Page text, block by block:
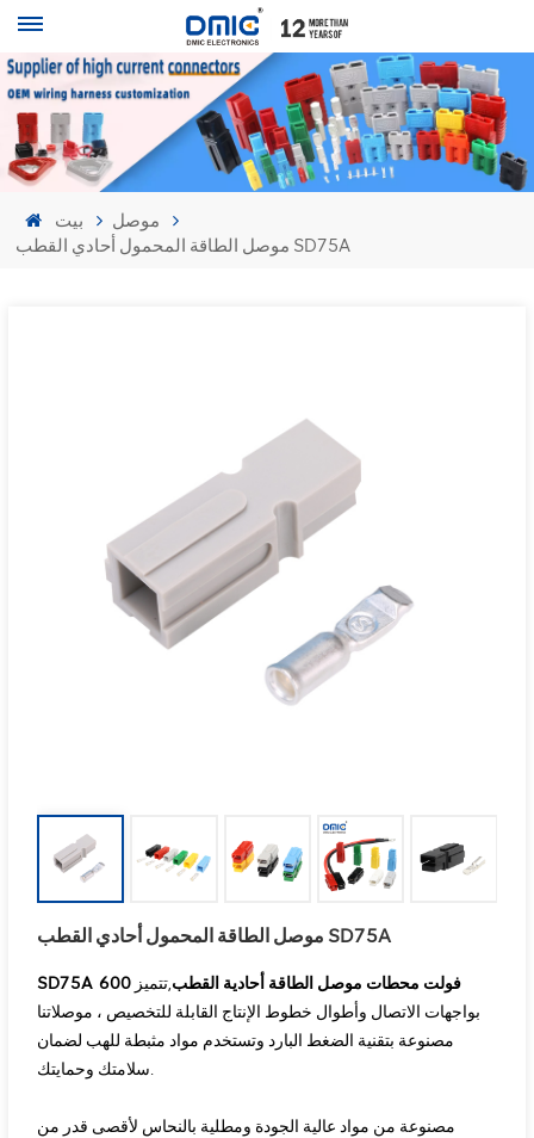
بيت
موصل
موصل الطاقة المحمول أحادي القطب SD75A
موصل الطاقة المحمول أحادي القطب SD75A
SD75A 600 فولت محطات موصل الطاقة أحادية القطب,تتميز
بواجهات الاتصال وأطوال خطوط الإنتاج القابلة للتخصيص ، موصلاتنا
مصنوعة بتقنية الضغط البارد وتستخدم مواد مثبطة للهب لضمان
سلامتك وحمايتك.
مصنوعة من مواد عالية الجودة ومطلية بالنحاس لأقصى قدر من